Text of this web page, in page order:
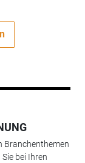
Branchenthemen
bei Ihren